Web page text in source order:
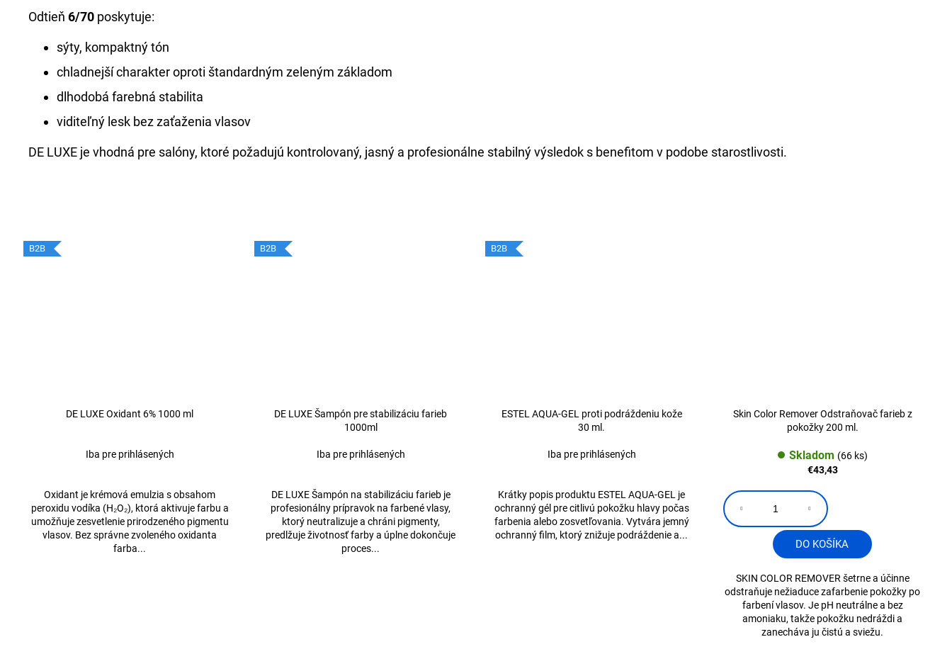
Odtieň 6/70 poskytuje:
sýty, kompaktný tón
chladnejší charakter oproti štandardným zeleným základom
dlhodobá farebná stabilita
viditeľný lesk bez zaťaženia vlasov
DE LUXE je vhodná pre salóny, ktoré požadujú kontrolovaný, jasný a profesionálne stabilný výsledok s benefitom v podobe starostlivosti.
B2B
DE LUXE Oxidant 6% 1000 ml
Iba pre prihlásených
Oxidant je krémová emulzia s obsahom
peroxidu vodíka (H₂O₂), ktorá aktivuje farbu a
umožňuje zesvetlenie prirodzeného pigmentu
vlasov. Bez správne zvoleného oxidanta
farba...
B2B
DE LUXE Šampón pre stabilizáciu farieb
1000ml
Iba pre prihlásených
DE LUXE Šampón na stabilizáciu farieb je
profesionálny prípravok na farbené vlasy,
ktorý neutralizuje a chráni pigmenty,
predlžuje životnosť farby a úplne dokončuje
proces...
B2B
ESTEL AQUA-GEL proti podráždeniu kože
30 ml.
Iba pre prihlásených
Krátky popis produktu ESTEL AQUA-GEL je
ochranný gél pre citlivú pokožku hlavy počas
farbenia alebo zosvetľovania. Vytvára jemný
ochranný film, ktorý znižuje podráždenie a...
Skin Color Remover Odstraňovač farieb z
pokožky 200 ml.
Skladom (66 ks)
€43,43
DO KOŠÍKA
SKIN COLOR REMOVER šetrne a účinne
odstraňuje nežiaduce zafarbenie pokožky po
farbení vlasov. Je pH neutrálne a bez
amoniaku, takže pokožku nedráždi a
zanecháva ju čistú a sviežu.